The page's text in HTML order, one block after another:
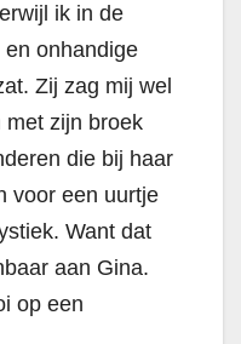
ik in de
onhandige
Zij zag mij wel
met zijn broek
die bij haar
voor een uurtje
Want dat
aan Gina.
op een